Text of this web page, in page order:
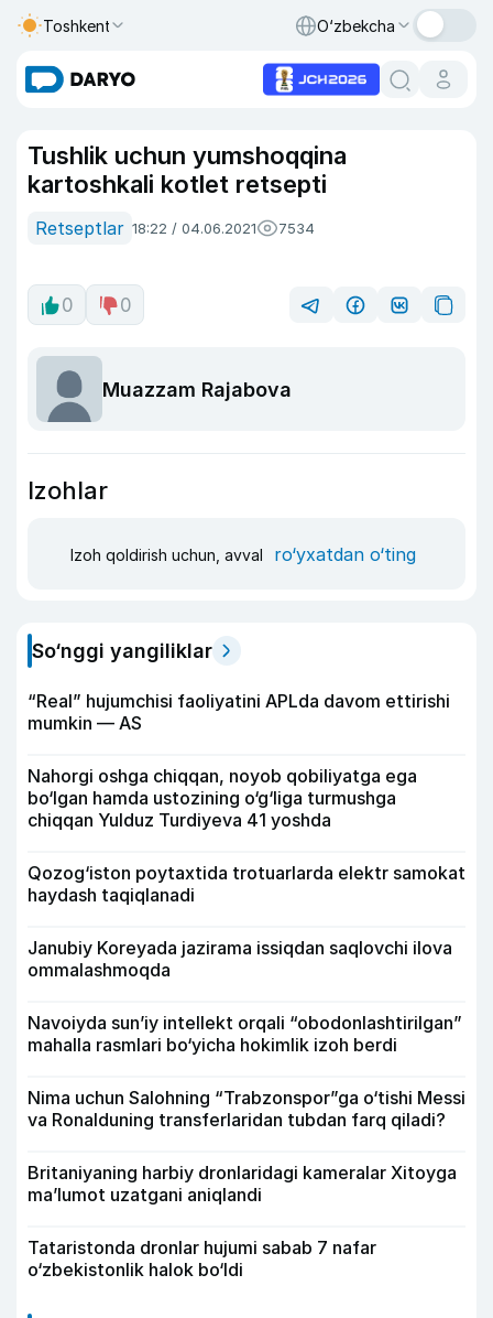
Toshkent O‘zbekcha
Tushlik uchun yumshoqqina
kartoshkali kotlet retsepti
Retseptlar 18:22 / 04.06.2021 7534
0 0
Muazzam Rajabova
Izohlar
Izoh qoldirish uchun, avval ro‘yxatdan o‘ting
So‘nggi yangiliklar
“Real” hujumchisi faoliyatini APLda davom ettirishi
mumkin — AS
Nahorgi oshga chiqqan, noyob qobiliyatga ega
bo‘lgan hamda ustozining o‘g‘liga turmushga
chiqqan Yulduz Turdiyeva 41 yoshda
Qozog‘iston poytaxtida trotuarlarda elektr samokat
haydash taqiqlanadi
Janubiy Koreyada jazirama issiqdan saqlovchi ilova
ommalashmoqda
Navoiyda sun’iy intellekt orqali “obodonlashtirilgan”
mahalla rasmlari bo‘yicha hokimlik izoh berdi
Nima uchun Salohning “Trabzonspor”ga o‘tishi Messi
va Ronalduning transferlaridan tubdan farq qiladi?
Britaniyaning harbiy dronlaridagi kameralar Xitoyga
ma’lumot uzatgani aniqlandi
Tataristonda dronlar hujumi sabab 7 nafar
o‘zbekistonlik halok bo‘ldi